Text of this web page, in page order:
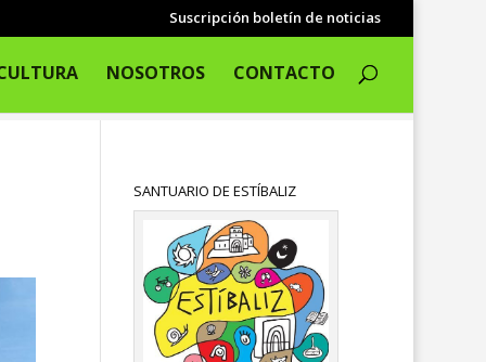
Suscripción boletín de noticias
NOSOTROS CONTACTO
SANTUARIO DE ESTÍBALIZ